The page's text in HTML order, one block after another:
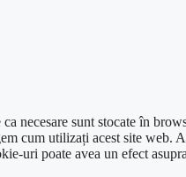
necesare sunt stocate în
cum utilizați acest site web.
uri poate avea un efect